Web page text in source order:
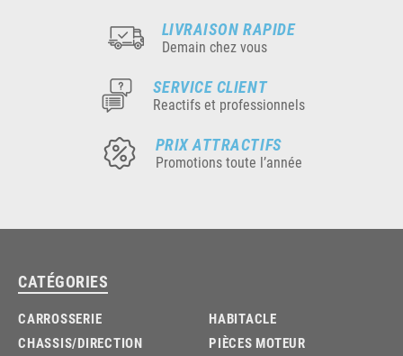
LIVRAISON RAPIDE
Demain chez vous
SERVICE CLIENT
Reactifs et professionnels
PRIX ATTRACTIFS
Promotions toute l’année
CATÉGORIES
CARROSSERIE
CHASSIS/DIRECTION
HABITACLE
PIÈCES MOTEUR